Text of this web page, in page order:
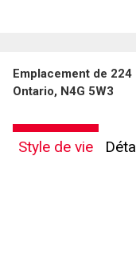
Emplacement de 224
Ontario, N4G 5W3
Style de vie